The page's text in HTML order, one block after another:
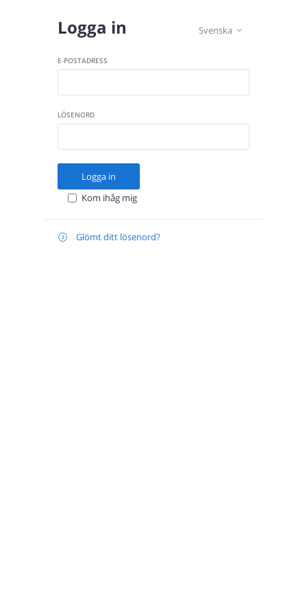
Svenska 
Logga in
E-POSTADRESS
LÖSENORD
Logga in
Kom ihåg mig
 Glömt ditt lösenord?